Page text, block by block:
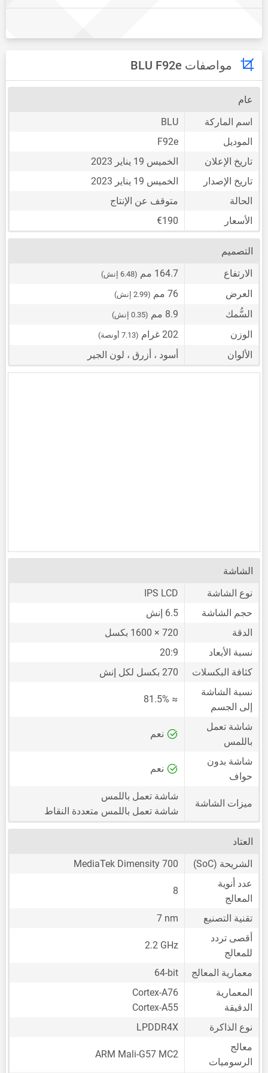
مواصفات BLU F92e
عام
اسم الماركة
BLU
الموديل
F92e
تاريخ الإعلان
الخميس 19 يناير 2023
تاريخ الإصدار
الخميس 19 يناير 2023
الحالة
متوقف عن الإنتاج
الأسعار
€190
التصميم
الارتفاع
164.7 مم (6.48 إنش)
العرض 76 مم (2.99 إنش)
السُّمك 8.9 مم (0.35 إنش)
الوزن 202 غرام (7.13 أونصة)
الألوان أسود ، أزرق ، لون الجير
الشاشة
نوع الشاشة
IPS LCD
حجم الشاشة
6.5 إنش
الدقة
720 × 1600 بكسل
نسبة الأبعاد
20:9
كثافة البكسلات
270 بكسل لكل إنش
نسبة الشاشة
إلى الجسم
≈ 81.5%
شاشة تعمل
باللمس
نعم
شاشة بدون
حواف
نعم
ميزات الشاشة
شاشة تعمل باللمس
شاشة تعمل باللمس متعددة النقاط
العتاد
الشريحة (SoC)
MediaTek Dimensity 700
عدد أنوية
المعالج
8
تقنية التصنيع
7 nm
أقصى تردد
للمعالج
2.2 GHz
معمارية المعالج
64-bit
المعمارية
الدقيقة
Cortex-A76
Cortex-A55
نوع الذاكرة
LPDDR4X
معالج
الرسوميات
ARM Mali-G57 MC2